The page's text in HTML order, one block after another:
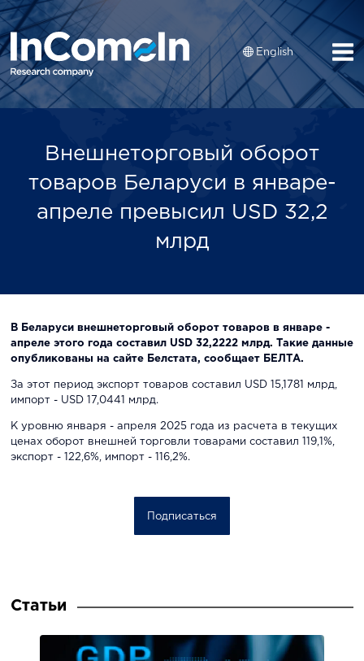
English
Внешнеторговый оборот
товаров Беларуси в январе-
апреле превысил USD 32,2
млрд
В Беларуси внешнеторговый оборот товаров в январе -
апреле этого года составил USD 32,2222 млрд. Такие данные
опубликованы на сайте Белстата, сообщает БЕЛТА.
За этот период экспорт товаров составил USD 15,1781 млрд,
импорт - USD 17,0441 млрд.
К уровню января - апреля 2025 года из расчета в текущих
ценах оборот внешней торговли товарами составил 119,1%,
экспорт - 122,6%, импорт - 116,2%.
Подписаться
Статьи